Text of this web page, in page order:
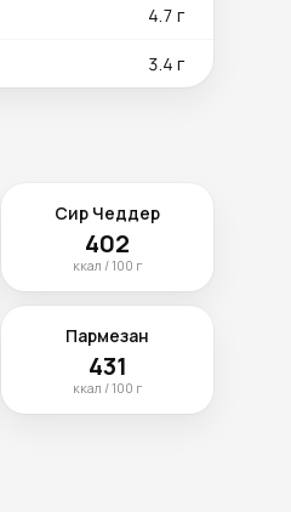
4.7 г
3.4 г
Сир Чеддер
402
ккал / 100 г
Пармезан
431
ккал / 100 г